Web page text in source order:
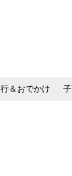
＆おでかけ